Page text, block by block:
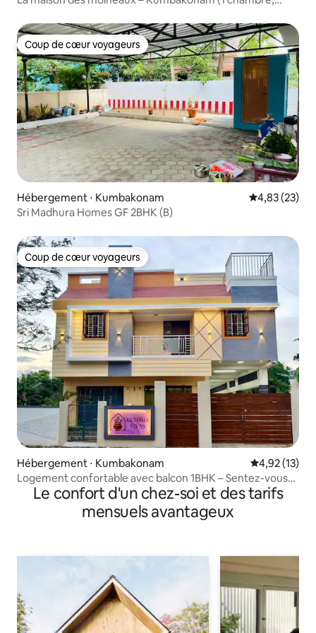
Coup de cœur voyageurs
Coup de cœur voyageurs
Hébergement ⋅ Kumbakonam Évaluation
4,83 (23)
Sri Madhura Homes GF 2BHK (B)
Coup de cœur voyageurs
Coup de cœur voyageurs
Hébergement ⋅ Kumbakonam Évaluation
4,92 (13)
Logement confortable avec balcon 1BHK – Sentez-vous
comme à la maison
Le confort d'un chez-soi et des tarifs
mensuels avantageux